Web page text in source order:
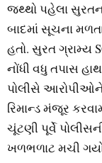
જથ્થો પહેલા
બાદમાં સૂચના
હતો. સુરત
નોંધી વધુ તપાસ
પોલીસે આરોપીઓને
રિમાન્ડ મંજૂર
ચૂંટણી પૂર્વે
ખળભળાટ મચી